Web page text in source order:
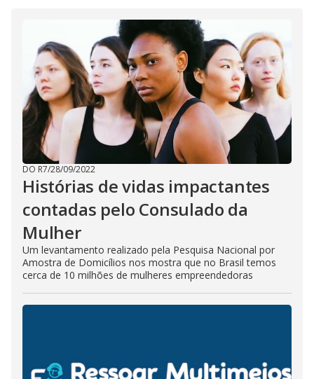
i
d
e
o
DO R7/28/09/2022
Histórias de vidas impactantes
contadas pelo Consulado da
Mulher
Um levantamento realizado pela Pesquisa Nacional por
Amostra de Domicílios nos mostra que no Brasil temos
cerca de 10 milhões de mulheres empreendedoras